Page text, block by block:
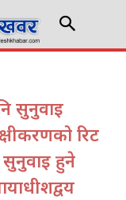
सुनुवाइ
रिट
सुनुवाइ हुने